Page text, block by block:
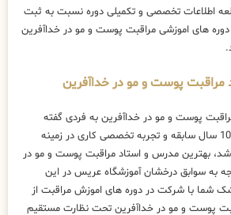
اطلاعات تخصصی و تکمیلی دوره نسبت به ثبت
های اموزشی مراقبت پوست و مو در خداآفرین
مراقبت پوست و مو در خداآفرین
پوست و مو در خداآفرین به فردی گفته
می‌شود که حداقل دارای 10 سال سابقه و تجربه تخصصی کاری در زمینه
بهترین مدرس و استاد مراقبت پوست و مو در
به سوابق درخشان آموزشگاه عریس در این
شما با شرکت در دوره های اموزش مراقبت از
پوست و مو در خداآفرین تحت نظارت مستقیم